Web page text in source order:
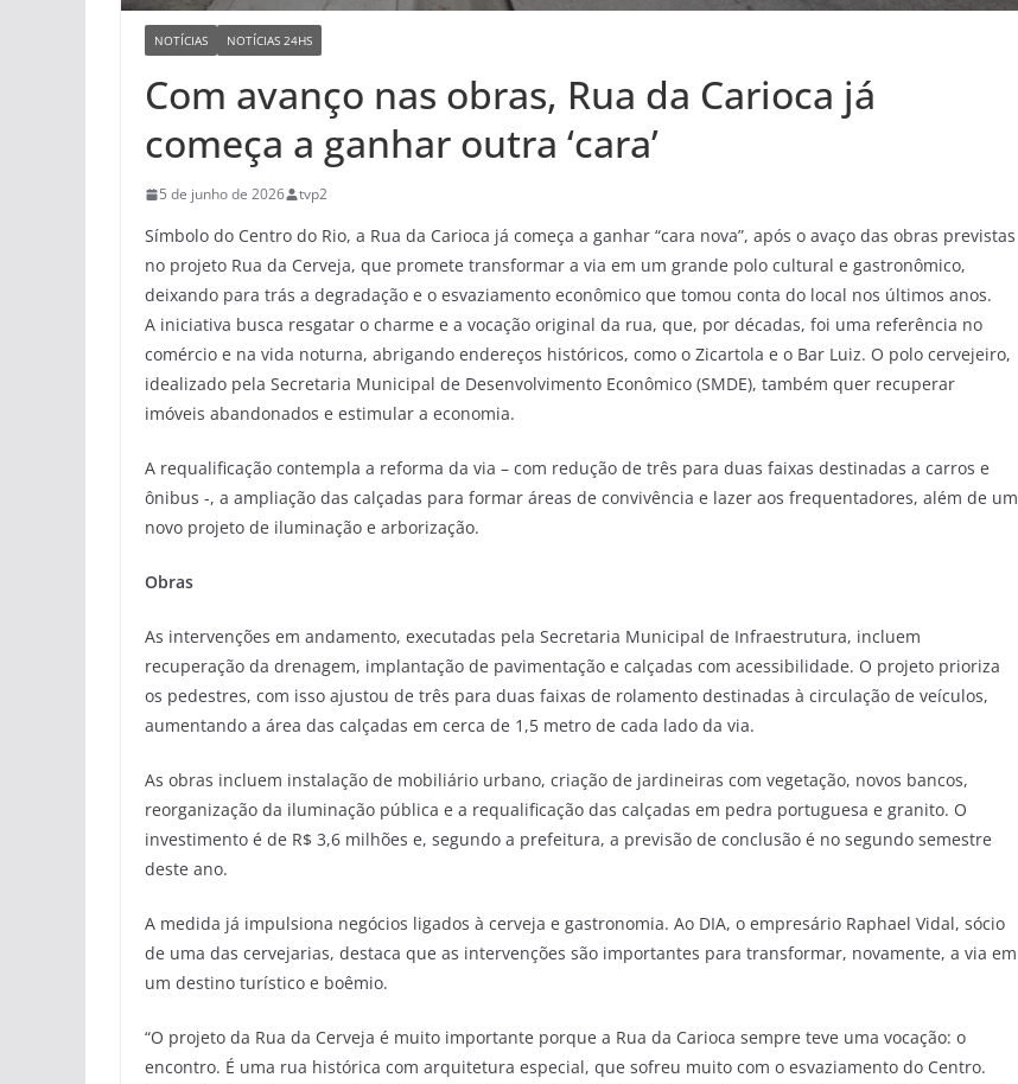
NOTÍCIAS NOTÍCIAS 24HS
Com avanço nas obras, Rua da Carioca já
começa a ganhar outra ‘cara’
5 de junho de 2026 tvp2
Símbolo do Centro do Rio, a Rua da Carioca já começa a ganhar “cara nova”, após o avaço das obras previstas
no projeto Rua da Cerveja, que promete transformar a via em um grande polo cultural e gastronômico,
deixando para trás a degradação e o esvaziamento econômico que tomou conta do local nos últimos anos.
A iniciativa busca resgatar o charme e a vocação original da rua, que, por décadas, foi uma referência no
comércio e na vida noturna, abrigando endereços históricos, como o Zicartola e o Bar Luiz. O polo cervejeiro,
idealizado pela Secretaria Municipal de Desenvolvimento Econômico (SMDE), também quer recuperar
imóveis abandonados e estimular a economia.
A requalificação contempla a reforma da via – com redução de três para duas faixas destinadas a carros e
ônibus -, a ampliação das calçadas para formar áreas de convivência e lazer aos frequentadores, além de um
novo projeto de iluminação e arborização.
Obras
As intervenções em andamento, executadas pela Secretaria Municipal de Infraestrutura, incluem
recuperação da drenagem, implantação de pavimentação e calçadas com acessibilidade. O projeto prioriza
os pedestres, com isso ajustou de três para duas faixas de rolamento destinadas à circulação de veículos,
aumentando a área das calçadas em cerca de 1,5 metro de cada lado da via.
As obras incluem instalação de mobiliário urbano, criação de jardineiras com vegetação, novos bancos,
reorganização da iluminação pública e a requalificação das calçadas em pedra portuguesa e granito. O
investimento é de R$ 3,6 milhões e, segundo a prefeitura, a previsão de conclusão é no segundo semestre
deste ano.
A medida já impulsiona negócios ligados à cerveja e gastronomia. Ao DIA, o empresário Raphael Vidal, sócio
de uma das cervejarias, destaca que as intervenções são importantes para transformar, novamente, a via em
um destino turístico e boêmio.
“O projeto da Rua da Cerveja é muito importante porque a Rua da Carioca sempre teve uma vocação: o
encontro. É uma rua histórica com arquitetura especial, que sofreu muito com o esvaziamento do Centro.